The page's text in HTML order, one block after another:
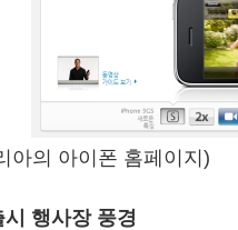
아의 아이폰 홈페이지)
행사장 풍경